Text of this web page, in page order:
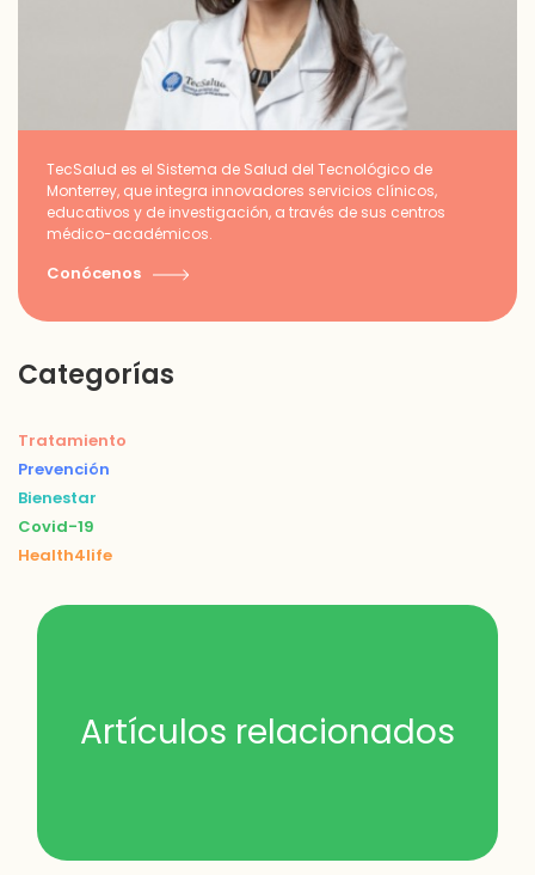
TecSalud es el Sistema de Salud del Tecnológico de
Monterrey, que integra innovadores servicios clínicos,
educativos y de investigación, a través de sus centros
médico-académicos.
Conócenos
Categorías
Tratamiento
Prevención
Bienestar
Covid-19
Health4life
Artículos relacionados